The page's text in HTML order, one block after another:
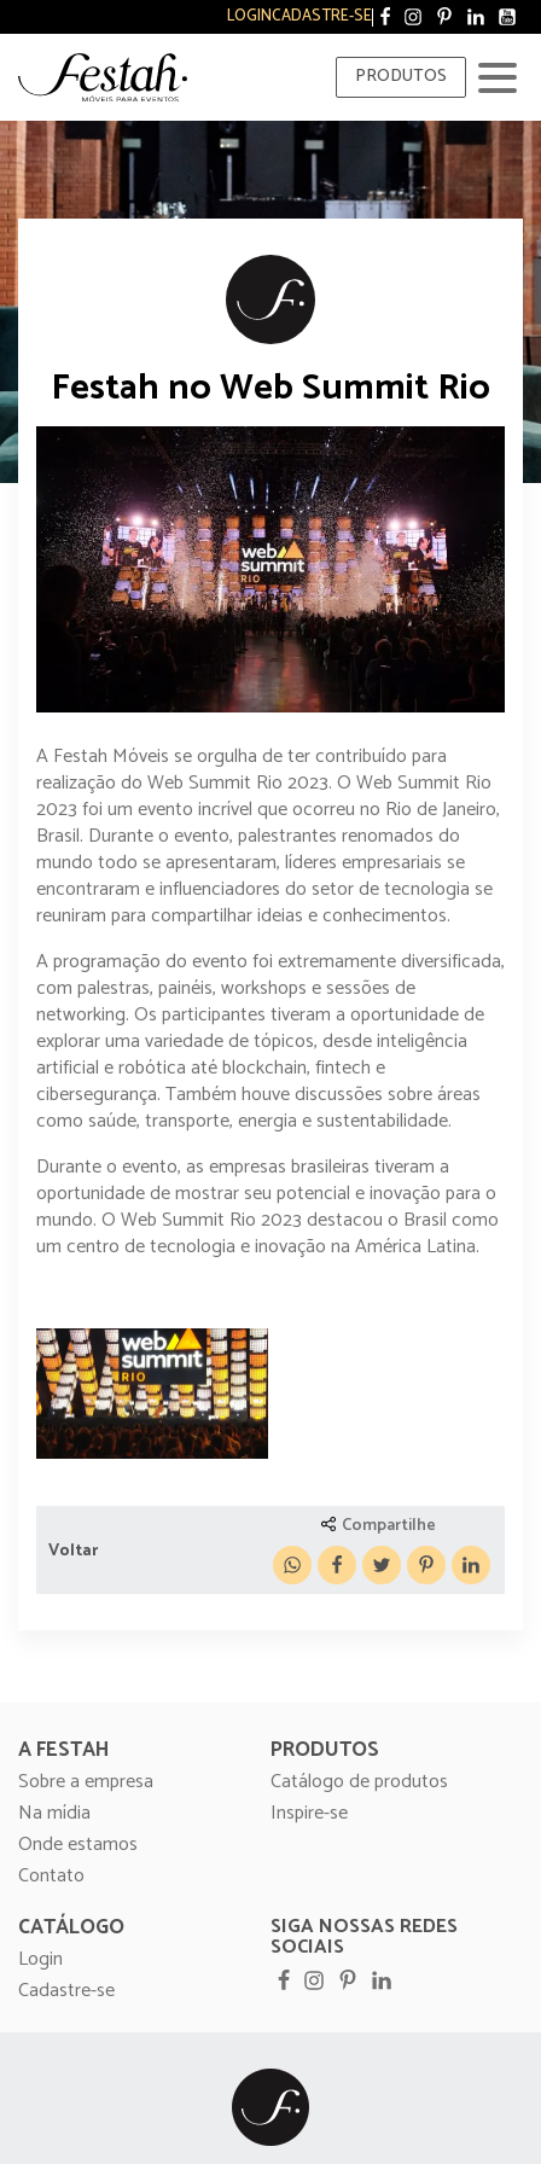
LOGINCADASTRE-SE
PRODUTOS
Festah no Web Summit Rio
A Festah Móveis se orgulha de ter contribuído para
realização do Web Summit Rio 2023. O Web Summit Rio
2023 foi um evento incrível que ocorreu no Rio de Janeiro,
Brasil. Durante o evento, palestrantes renomados do
mundo todo se apresentaram, líderes empresariais se
encontraram e influenciadores do setor de tecnologia se
reuniram para compartilhar ideias e conhecimentos.
A programação do evento foi extremamente diversificada,
com palestras, painéis, workshops e sessões de
networking. Os participantes tiveram a oportunidade de
explorar uma variedade de tópicos, desde inteligência
artificial e robótica até blockchain, fintech e
cibersegurança. Também houve discussões sobre áreas
como saúde, transporte, energia e sustentabilidade.
Durante o evento, as empresas brasileiras tiveram a
oportunidade de mostrar seu potencial e inovação para o
mundo. O Web Summit Rio 2023 destacou o Brasil como
um centro de tecnologia e inovação na América Latina.
Voltar
Compartilhe
A FESTAH
Sobre a empresa
Na mídia
Onde estamos
Contato
PRODUTOS
Catálogo de produtos
Inspire-se
CATÁLOGO
Login
Cadastre-se
SIGA NOSSAS REDES
SOCIAIS